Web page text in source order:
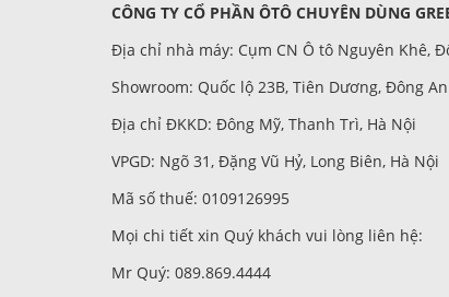
CÔNG TY CỔ PHẦN ÔTÔ CHUYÊN DÙNG
Địa chỉ nhà máy: Cụm CN Ô tô Nguyên Khê,
Showroom: Quốc lộ 23B, Tiên Dương, Đông
Địa chỉ ĐKKD: Đông Mỹ, Thanh Trì, Hà Nội
VPGD: Ngõ 31, Đặng Vũ Hỷ, Long Biên, Hà Nội
Mã số thuế: 0109126995
Mọi chi tiết xin Quý khách vui lòng liên hệ:
Mr Quý: 089.869.4444